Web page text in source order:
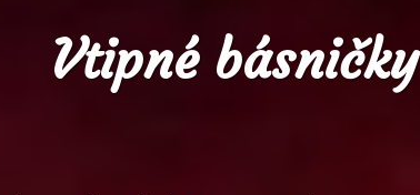
Vtipné básničky